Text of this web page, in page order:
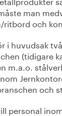
man
ritbord och
i huvudsak
(tidigare
m.a.o.
och
personal